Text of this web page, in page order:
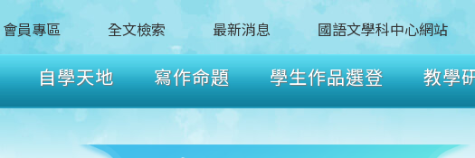
會員專區 全文檢索 最新消息 國語文學科中心網站
自學天地 寫作命題 學生作品選登
教學